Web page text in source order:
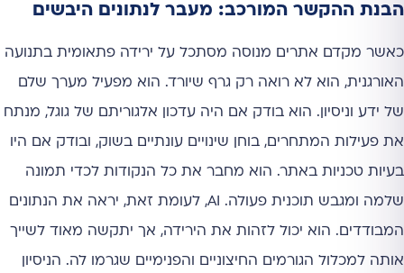
הבנת ההקשר המורכב: מעבר לנתונים היבשים
כאשר מקדם אתרים מנוסה מסתכל על ירידה פתאומית בתנועה
האורגנית, הוא לא רואה רק גרף שיורד. הוא מפעיל מערך שלם
של ידע וניסיון. הוא בודק אם היה עדכון אלגוריתם של גוגל, מנתח
את פעילות המתחרים, בוחן שינויים עונתיים בשוק, ובודק אם היו
בעיות טכניות באתר. הוא מחבר את כל הנקודות לכדי תמונה
שלמה ומגבש תוכנית פעולה. AI, לעומת זאת, יראה את הנתונים
המבודדים. הוא יכול לזהות את הירידה, אך יתקשה מאוד לשייך
אותה למכלול הגורמים החיצוניים והפנימיים שגרמו לה. הניסיון